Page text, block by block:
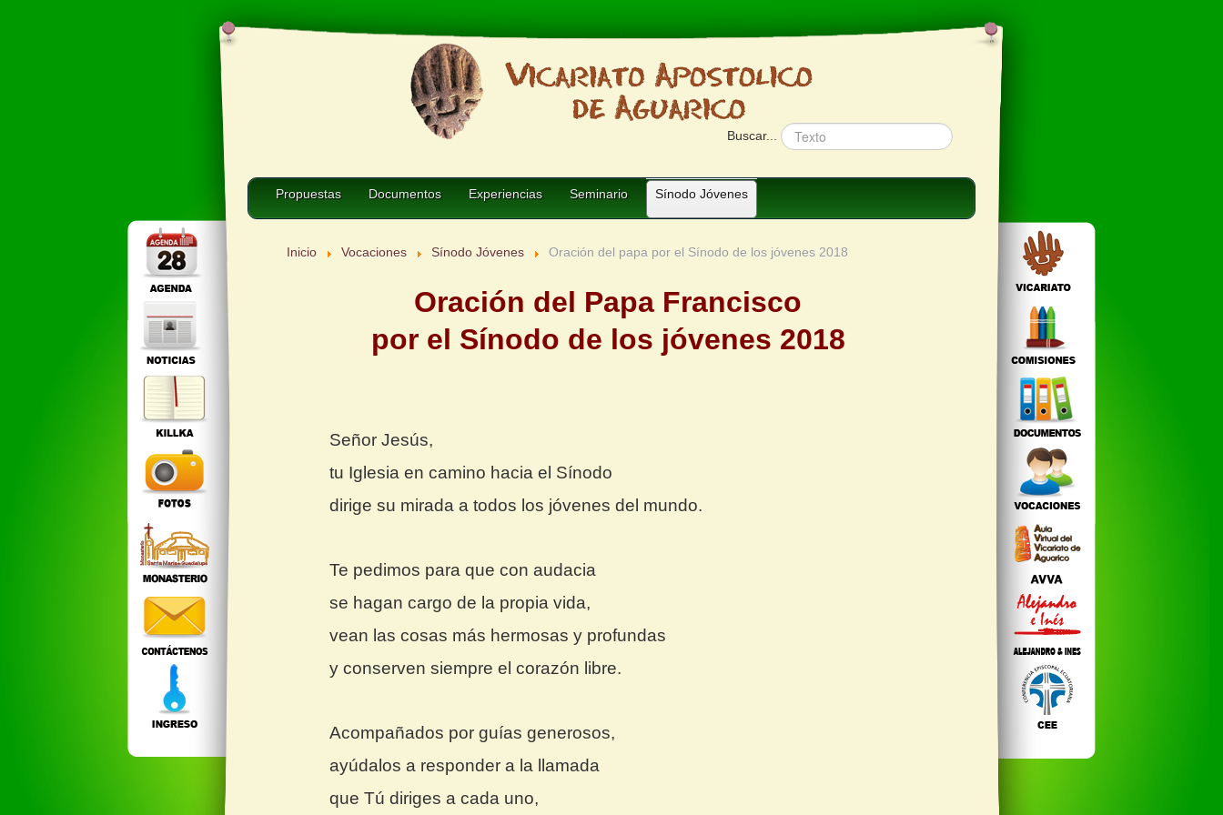
Buscar...
Propuestas Documentos Experiencias Seminario Sínodo Jóvenes
Inicio Vocaciones Sínodo Jóvenes Oración del papa por el Sínodo de los jóvenes 2018
Oración del Papa Francisco
por el Sínodo de los jóvenes 2018
Señor Jesús,
tu Iglesia en camino hacia el Sínodo
dirige su mirada a todos los jóvenes del mundo.
Te pedimos para que con audacia
se hagan cargo de la propia vida,
vean las cosas más hermosas y profundas
y conserven siempre el corazón libre.
Acompañados por guías generosos,
ayúdalos a responder a la llamada
que Tú diriges a cada uno,